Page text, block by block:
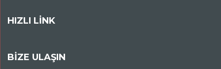
HIZLI LİNK
BİZE ULAŞIN